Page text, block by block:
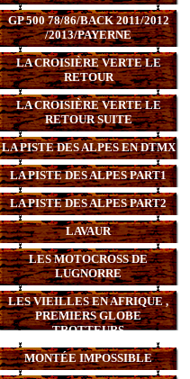
GP 500 78/86/BACK 2011/2012
/2013/PAYERNE
LA CROISIÈRE VERTE LE
RETOUR
LA CROISIÈRE VERTE LE
RETOUR SUITE
LA PISTE DES ALPES EN DTMX
LA PISTE DES ALPES PART1
LA PISTE DES ALPES PART2
LAVAUR
LES MOTOCROSS DE
LUGNORRE
LES VIEILLES EN AFRIQUE ,
PREMIERS GLOBE
TROTTEURS
MONTÉE IMPOSSIBLE